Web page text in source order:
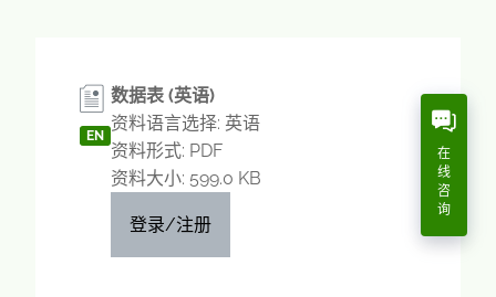
EN
数据表 (英语)
资料语言选择: 英语
资料形式: PDF
资料大小: 599.0 KB
登录/注册
在
线
咨
询